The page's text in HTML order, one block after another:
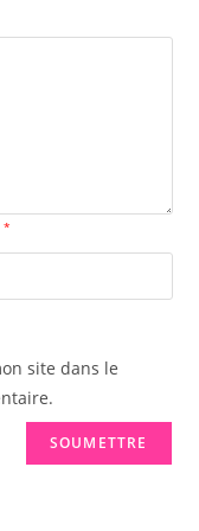
*
site dans le